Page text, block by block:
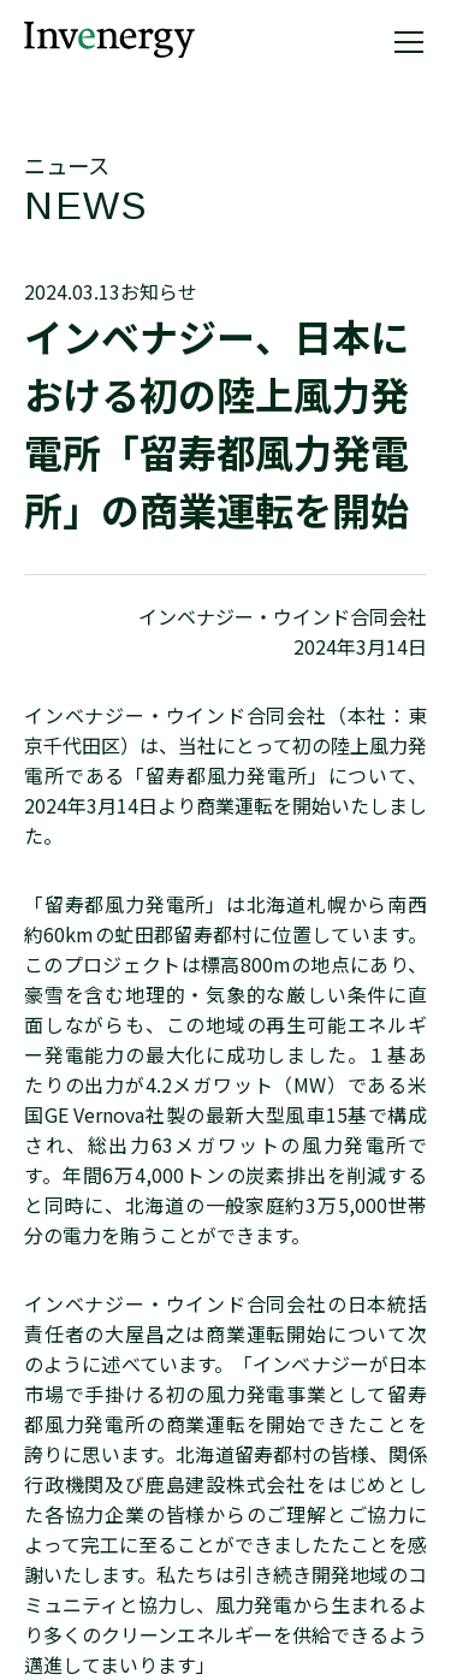
ニュース
NEWS
2024.03.13お知らせ
インベナジー、日本に
おける初の陸上風力発
電所「留寿都風力発電
所」の商業運転を開始
インベナジー・ウインド合同会社
2024年3月14日
インベナジー・ウインド合同会社（本社：東
京千代田区）は、当社にとって初の陸上風力発
電所である「留寿都風力発電所」について、
2024年3月14日より商業運転を開始いたしまし
た。
「留寿都風力発電所」は北海道札幌から南西
約60kmの虻田郡留寿都村に位置しています。
このプロジェクトは標高800mの地点にあり、
豪雪を含む地理的・気象的な厳しい条件に直
面しながらも、この地域の再生可能エネルギ
ー発電能力の最大化に成功しました。１基あ
たりの出力が4.2メガワット（MW）である米
国GE Vernova社製の最新大型風車15基で構成
され、総出力63メガワットの風力発電所で
す。年間6万4,000トンの炭素排出を削減する
と同時に、北海道の一般家庭約3万5,000世帯
分の電力を賄うことができます。
インベナジー・ウインド合同会社の日本統括
責任者の大屋昌之は商業運転開始について次
のように述べています。「インベナジーが日本
市場で手掛ける初の風力発電事業として留寿
都風力発電所の商業運転を開始できたことを
誇りに思います。北海道留寿都村の皆様、関係
行政機関及び鹿島建設株式会社をはじめとし
た各協力企業の皆様からのご理解とご協力に
よって完工に至ることができましたたことを感
謝いたします。私たちは引き続き開発地域のコ
ミュニティと協力し、風力発電から生まれるよ
り多くのクリーンエネルギーを供給できるよう
邁進してまいります」